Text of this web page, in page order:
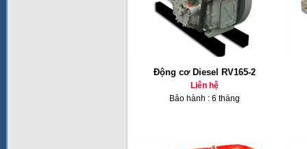
Động cơ Diesel RV165-2
Liên hệ
Bảo hành : 6 tháng